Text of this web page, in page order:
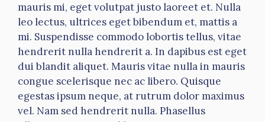
mauris mi, eget volutpat justo laoreet et. Nulla
leo lectus, ultrices eget bibendum et, mattis a
mi. Suspendisse commodo lobortis tellus, vitae
hendrerit nulla hendrerit a. In dapibus est eget
dui blandit aliquet. Mauris vitae nulla in mauris
congue scelerisque nec ac libero. Quisque
egestas ipsum neque, at rutrum dolor maximus
vel. Nam sed hendrerit nulla. Phasellus